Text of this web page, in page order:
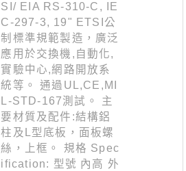
SI/ EIA RS-310-C, IE
C-297-3, 19" ETSI公
制標準規範製造，廣泛
應用於交換機,自動化,
實驗中心,網路開放系
統等。 通過UL,CE,MI
L-STD-167測試。 主
要材質及配件:結構鋁
柱及L型底板，面板螺
絲，上框。 規格 Spec
ification: 型號 內高 外